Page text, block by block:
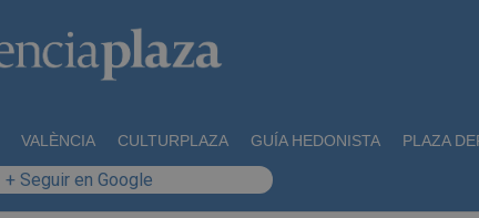
VALÈNCIA CULTURPLAZA GUÍA HEDONISTA PLAZA
+ Seguir en Google